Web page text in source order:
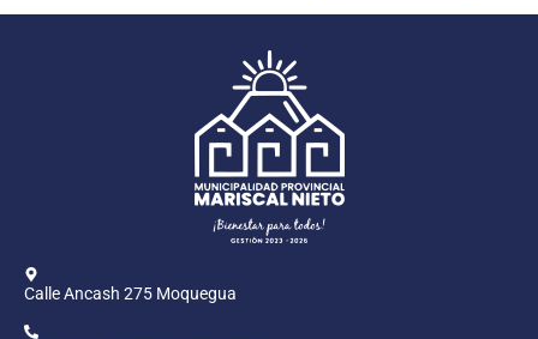
Calle Ancash 275 Moquegua